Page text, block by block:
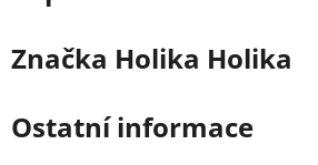
Značka Holika Holika
Ostatní informace